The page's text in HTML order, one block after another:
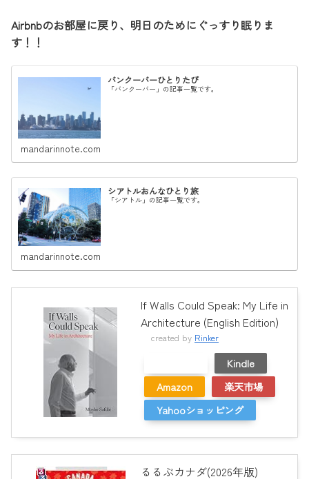
Airbnbのお部屋に戻り、明日のためにぐっすり眠りま
す！！
バンクーバーひとりたび
「バンクーバー」の記事一覧です。
mandarinnote.com
シアトルおんなひとり旅
「シアトル」の記事一覧です。
mandarinnote.com
If Walls Could Speak: My Life in
Architecture (English Edition)
created by Rinker
Kindle
Amazon
楽天市場
Yahooショッピング
るるぶカナダ(2026年版)